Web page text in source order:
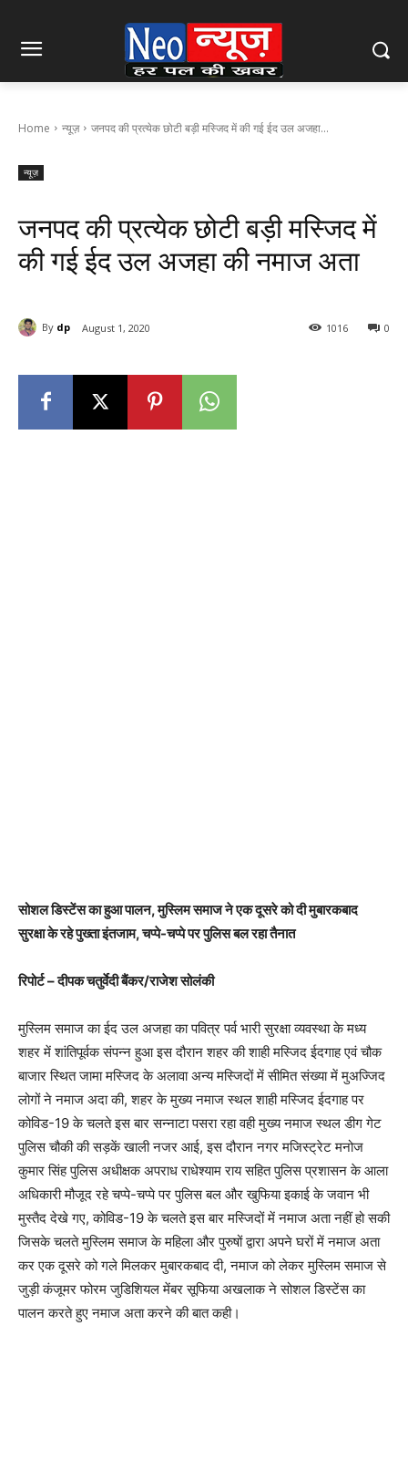
Home न्यूज़ जनपद की प्रत्येक छोटी बड़ी मस्जिद में की गई ईद उल अजहा...
न्यूज़
जनपद की प्रत्येक छोटी बड़ी मस्जिद में
की गई ईद उल अजहा की नमाज अता
By dp August 1, 2020 0
1016
सोशल डिस्टेंस का हुआ पालन, मुस्लिम समाज ने एक दूसरे को दी मुबारकबाद
सुरक्षा के रहे पुख्ता इंतजाम, चप्पे-चप्पे पर पुलिस बल रहा तैनात
रिपोर्ट – दीपक चतुर्वेदी बैंकर/राजेश सोलंकी
मुस्लिम समाज का ईद उल अजहा का पवित्र पर्व भारी सुरक्षा व्यवस्था के मध्य
शहर में शांतिपूर्वक संपन्न हुआ इस दौरान शहर की शाही मस्जिद ईदगाह एवं चौक
बाजार स्थित जामा मस्जिद के अलावा अन्य मस्जिदों में सीमित संख्या में मुअज्जिद
लोगों ने नमाज अदा की, शहर के मुख्य नमाज स्थल शाही मस्जिद ईदगाह पर
कोविड-19 के चलते इस बार सन्नाटा पसरा रहा वही मुख्य नमाज स्थल डीग गेट
पुलिस चौकी की सड़कें खाली नजर आई, इस दौरान नगर मजिस्ट्रेट मनोज
कुमार सिंह पुलिस अधीक्षक अपराध राधेश्याम राय सहित पुलिस प्रशासन के आला
अधिकारी मौजूद रहे चप्पे-चप्पे पर पुलिस बल और खुफिया इकाई के जवान भी
मुस्तैद देखे गए, कोविड-19 के चलते इस बार मस्जिदों में नमाज अता नहीं हो सकी
जिसके चलते मुस्लिम समाज के महिला और पुरुषों द्वारा अपने घरों में नमाज अता
कर एक दूसरे को गले मिलकर मुबारकबाद दी, नमाज को लेकर मुस्लिम समाज से
जुड़ी कंजूमर फोरम जुडिशियल मेंबर सूफिया अखलाक ने सोशल डिस्टेंस का
पालन करते हुए नमाज अता करने की बात कही।